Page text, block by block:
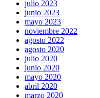
julio 2023
junio 2023
mayo 2023
noviembre 2022
agosto 2022
agosto 2020
julio 2020
junio 2020
mayo 2020
abril 2020
marzo 2020